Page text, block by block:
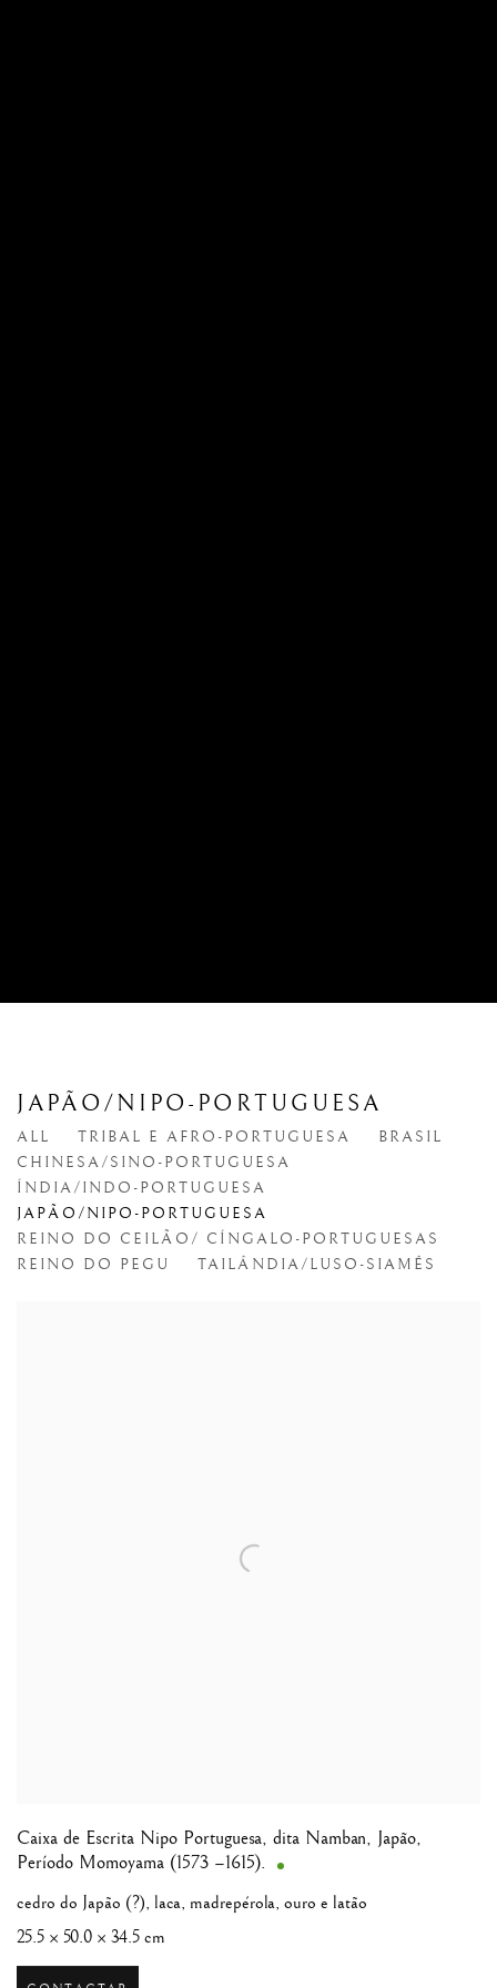
JAPÃO/NIPO-PORTUGUESA
ALL TRIBAL E AFRO-PORTUGUESA
BRASIL
CHINESA/SINO-PORTUGUESA
ÍNDIA/INDO-PORTUGUESA
JAPÃO/NIPO-PORTUGUESA
REINO DO CEILÃO/ CÍNGALO-PORTUGUESAS
REINO DO PEGU
TAILÂNDIA/LUSO-SIAMÊS
Caixa de Escrita Nipo Portuguesa, dita Namban, Japão,
Período Momoyama (1573 –1615).
cedro do Japão (?), laca, madrepérola, ouro e latão
25.5 × 50.0 × 34.5 cm